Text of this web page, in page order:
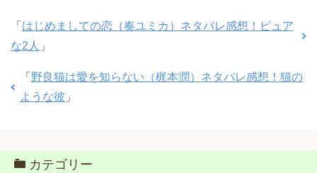
「 はじめましての恋（奏ユミカ）ネタバレ感想！ピュア
な2人 」
「 野良猫は愛を知らない（梶本潤）ネタバレ感想！猫の
ような彼 」
カテゴリー